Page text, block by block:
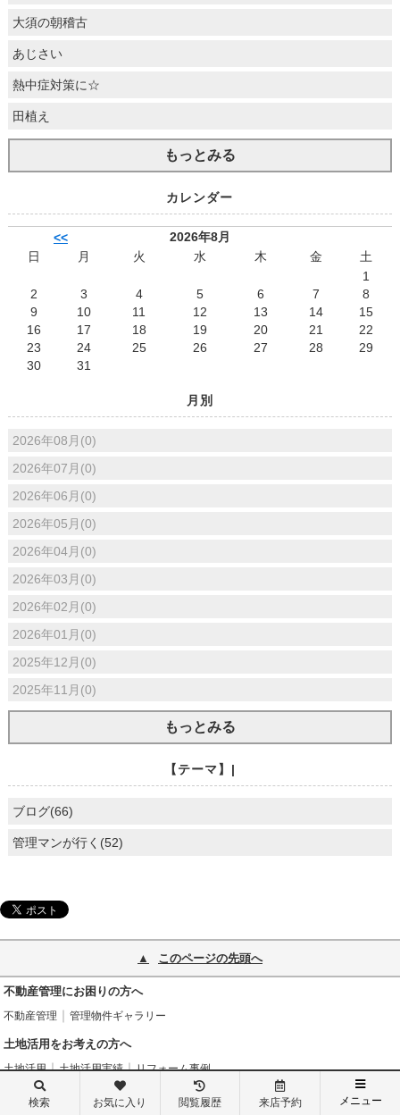
大須の朝稽古
あじさい
熱中症対策に☆
田植え
もっとみる
カレンダー
<<
2026年8月
日
月 火 水 木 金
土
1
2
3 4 5 6 7
8
9
10 11 12 13 14
15
16
17 18 19 20 21
22
23
24 25 26 27 28
29
30
31
月別
2026年08月(0)
2026年07月(0)
2026年06月(0)
2026年05月(0)
2026年04月(0)
2026年03月(0)
2026年02月(0)
2026年01月(0)
2025年12月(0)
2025年11月(0)
もっとみる
【テーマ】|
ブログ(66)
管理マンが行く(52)
このページの先頭へ
不動産管理にお困りの方へ
不動産管理 管理物件ギャラリー
土地活用をお考えの方へ
土地活用 土地活用実績 リフォーム事例
おすすめコンテンツ
検索 お気に入り 閲覧履歴 来店予約 メニュー